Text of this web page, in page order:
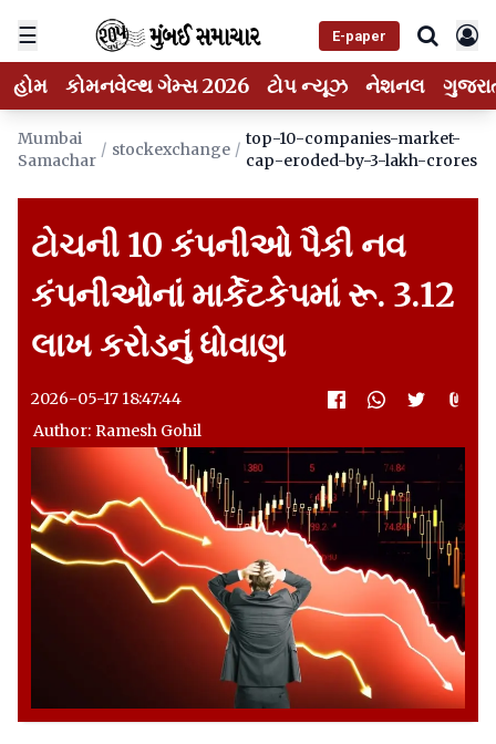
☰ E-paper
હોમ કોમનવેલ્થ ગેમ્સ 2026 ટોપ ન્યૂઝ નેશનલ
Mumbai
Samachar
/ stockexchange /
top-10-companies-market-
cap-eroded-by-3-lakh-crores
ટોચની 10 કંપનીઓ પૈકી નવ
કંપનીઓનાં માર્કેટકેપમાં રૂ. 3.12
લાખ કરોડનું ધોવાણ
2026-05-17 18:47:44
Author: Ramesh Gohil